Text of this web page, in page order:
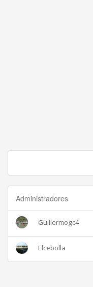
Administradores
Guillermogc4
Elcebolla